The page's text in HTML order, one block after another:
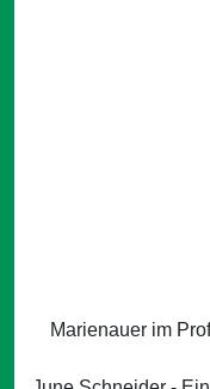
Marienauer im